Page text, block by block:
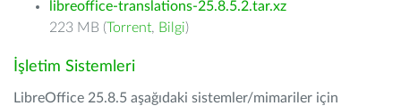
libreoffice-translations-25.8.5.2.tar.xz
223 MB (Torrent, Bilgi)
İşletim Sistemleri
LibreOffice 25.8.5 aşağıdaki sistemler/mimariler için